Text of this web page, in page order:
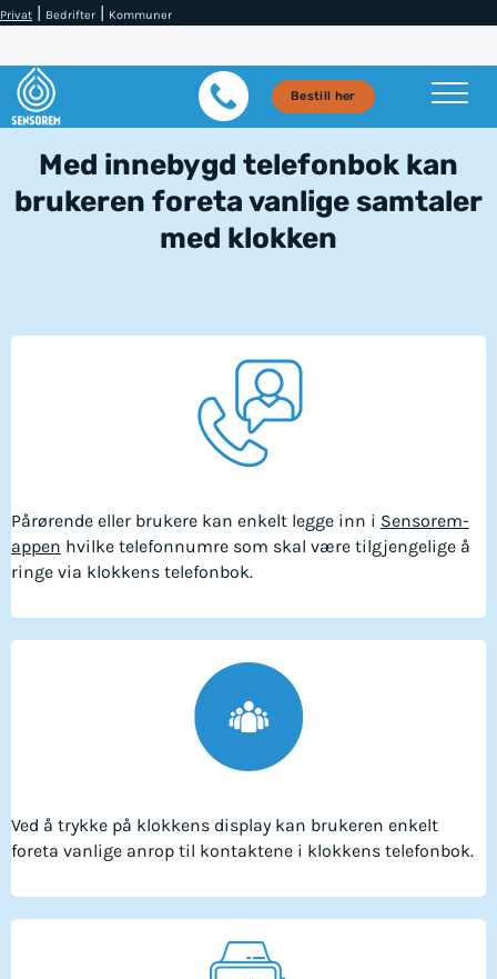
Privat | Bedrifter | Kommuner
Bestill her
Med innebygd telefonbok kan
brukeren foreta vanlige samtaler
med klokken
Pårørende eller brukere kan enkelt legge inn i Sensorem-
appen hvilke telefonnumre som skal være tilgjengelige å
ringe via klokkens telefonbok.
Ved å trykke på klokkens display kan brukeren enkelt
foreta vanlige anrop til kontaktene i klokkens telefonbok.